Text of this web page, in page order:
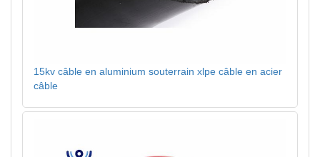
15kv câble en aluminium souterrain xlpe câble en acier
câble